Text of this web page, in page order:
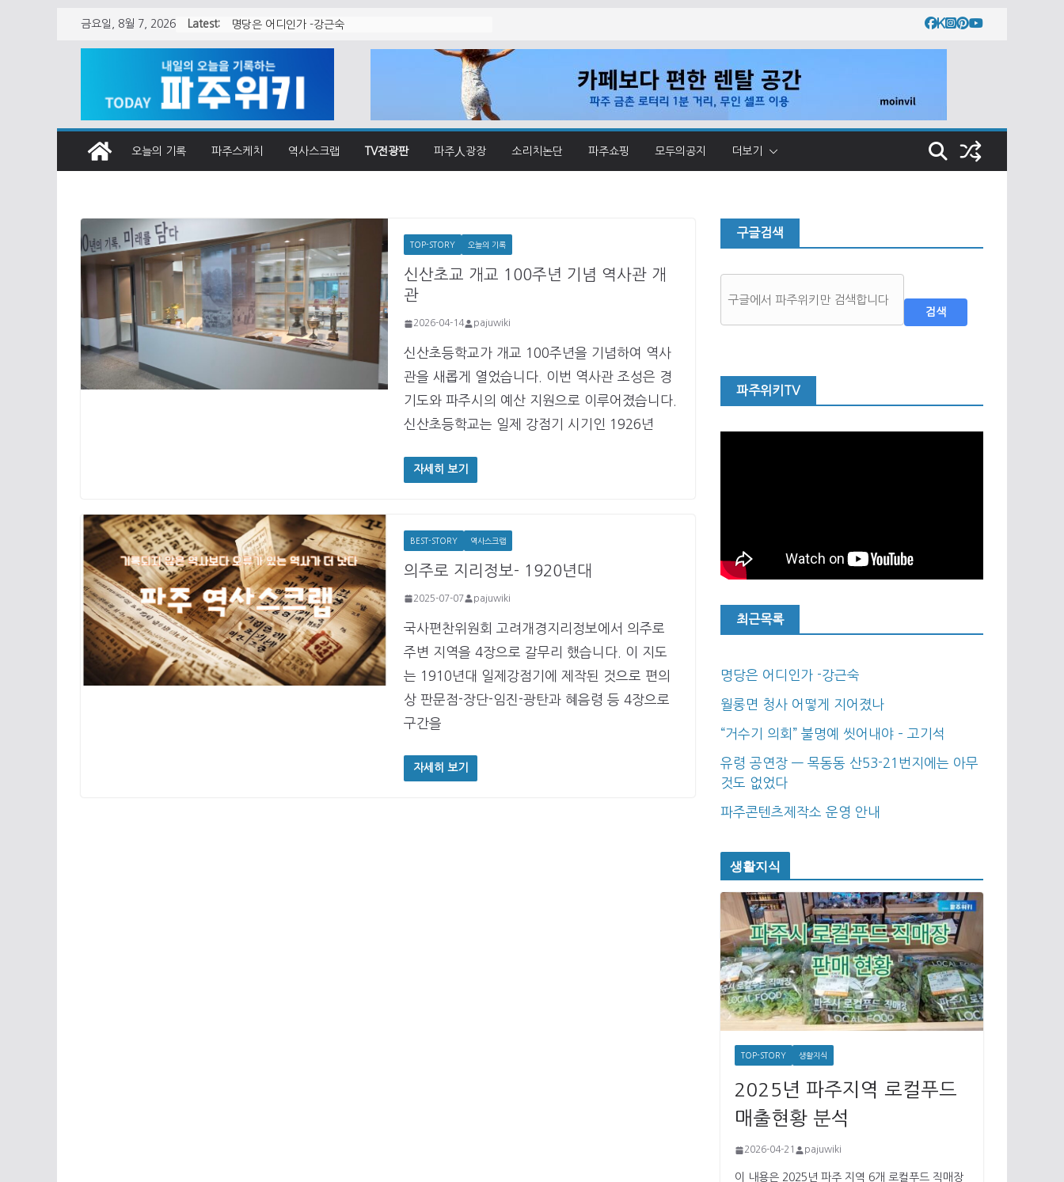
금요일, 8월 7, 2026 Latest: 월롱면 청사 어떻게 지어졌나
오늘의 기록 파주스케치 역사스크랩 TV전광판 파주人광장 소리치논단 파주쇼핑 모두의공지 더보기
TOP-STORY 오늘의 기록
신산초교 개교 100주년 기념 역사관 개
관
2026-04-14 pajuwiki
신산초등학교가 개교 100주년을 기념하여 역사
관을 새롭게 열었습니다. 이번 역사관 조성은 경
기도와 파주시의 예산 지원으로 이루어졌습니다.
신산초등학교는 일제 강점기 시기인 1926년
자세히 보기
BEST-STORY 역사스크랩
의주로 지리정보- 1920년대
2025-07-07 pajuwiki
국사편찬위원회 고려개경지리정보에서 의주로
주변 지역을 4장으로 갈무리 했습니다. 이 지도
는 1910년대 일제강점기에 제작된 것으로 편의
상 판문점-장단-임진-광탄과 혜음령 등 4장으로
구간을
자세히 보기
구글검색
검색
파주위키TV
최근목록
명당은 어디인가 -강근숙
월롱면 청사 어떻게 지어졌나
“거수기 의회” 불명예 씻어내야 – 고기석
유령 공연장 — 목동동 산53-21번지에는 아무
것도 없었다
파주콘텐츠제작소 운영 안내
생활지식
TOP-STORY 생활지식
2025년 파주지역 로컬푸드
매출현황 분석
2026-04-21 pajuwiki
이 내용은 2025년 파주 지역 6개 로컬푸드 직매장